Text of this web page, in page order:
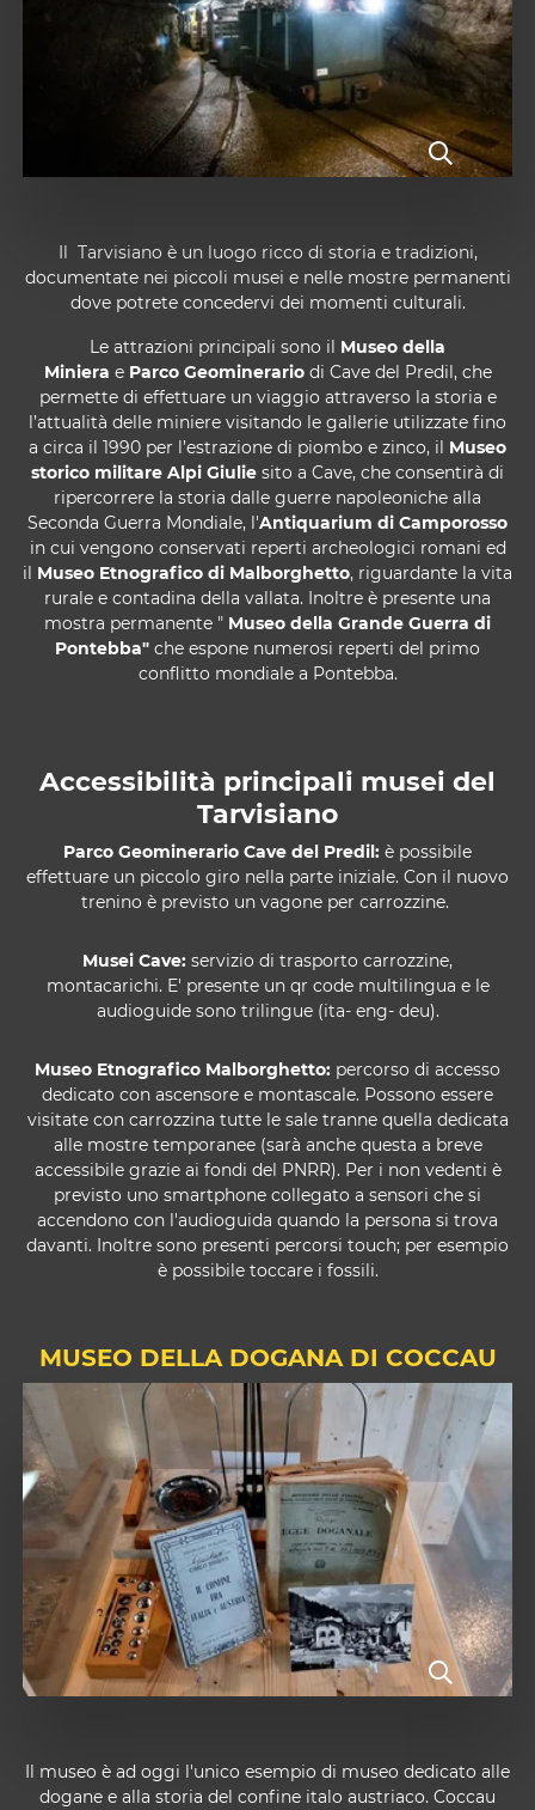
Il Tarvisiano è un luogo ricco di storia e tradizioni,
documentate nei piccoli musei e nelle mostre permanenti
dove potrete concedervi dei momenti culturali.
Le attrazioni principali sono il Museo della
Miniera e Parco Geominerariodi Cave del Predil, che
permette di effettuare un viaggio attraverso la storia e
l’attualità delle miniere visitando le gallerie utilizzate fino
a circa il 1990 per l’estrazione di piombo e zinco, il Museo
storico militare Alpi Giulie sito a Cave, che consentirà di
ripercorrere la storia dalle guerre napoleoniche alla
Seconda Guerra Mondiale, l'Antiquarium di Camporosso
in cui vengono conservati reperti archeologici romani ed
il Museo Etnografico di Malborghetto, riguardante la vita
rurale e contadina della vallata. Inoltre è presente una
mostra permanente " Museo della Grande Guerra di
Pontebba" che espone numerosi reperti del primo
conflitto mondiale a Pontebba.
Accessibilità principali musei del
Tarvisiano
Parco Geominerario Cave del Predil: è possibile
effettuare un piccolo giro nella parte iniziale. Con il nuovo
trenino è previsto un vagone per carrozzine.
Musei Cave: servizio di trasporto carrozzine,
montacarichi. E' presente un qr code multilingua e le
audioguide sono trilingue (ita- eng- deu).
Museo Etnografico Malborghetto: percorso di accesso
dedicato con ascensore e montascale. Possono essere
visitate con carrozzina tutte le sale tranne quella dedicata
alle mostre temporanee (sarà anche questa a breve
accessibile grazie ai fondi del PNRR). Per i non vedenti è
previsto uno smartphone collegato a sensori che si
accendono con l'audioguida quando la persona si trova
davanti. Inoltre sono presenti percorsi touch; per esempio
è possibile toccare i fossili.
MUSEO DELLA DOGANA DI COCCAU
Il museo è ad oggi l'unico esempio di museo dedicato alle
dogane e alla storia del confine italo austriaco. Coccau